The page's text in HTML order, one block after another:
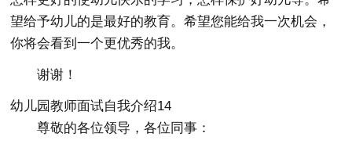
望给予幼儿的是最好的教育。希望您能给我一次机会，
你将会看到一个更优秀的我。
谢谢！
幼儿园教师面试自我介绍14
尊敬的各位领导，各位同事：